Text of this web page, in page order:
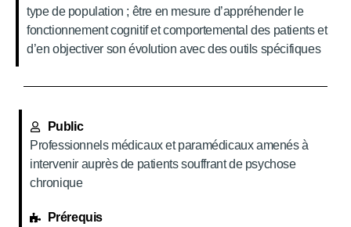
type de population ; être en mesure d’appréhender le
fonctionnement cognitif et comportemental des patients et
d’en objectiver son évolution avec des outils spécifiques
Public
Professionnels médicaux et paramédicaux amenés à
intervenir auprès de patients souffrant de psychose
chronique
Prérequis